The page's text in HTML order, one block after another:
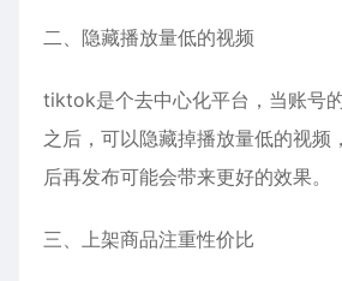
二、隐藏播放量低的视频
tiktok是个去中心化平台，当账号
之后，可以隐藏掉播放量低的视频
后再发布可能会带来更好的效果。
三、上架商品注重性价比